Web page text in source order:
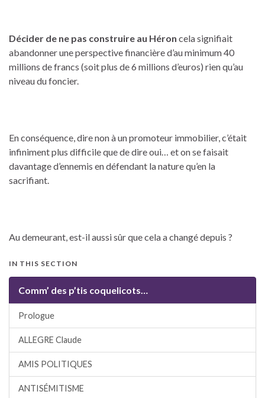
Décider de ne pas construire au Héron cela signifiait
abandonner une perspective financière d’au minimum 40
millions de francs (soit plus de 6 millions d’euros) rien qu’au
niveau du foncier.
En conséquence, dire non à un promoteur immobilier, c’était
infiniment plus difficile que de dire oui… et on se faisait
davantage d’ennemis en défendant la nature qu’en la
sacrifiant.
Au demeurant, est-il aussi sûr que cela a changé depuis ?
IN THIS SECTION
Comm’ des p’tis coquelicots…
Prologue
ALLEGRE Claude
AMIS POLITIQUES
ANTISÉMITISME